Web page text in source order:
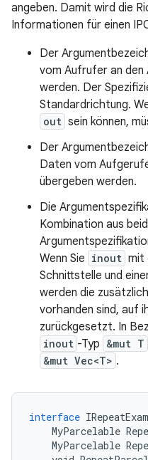
angeben. Damit wird die
Informationen für einen
Der
vom Aufrufer an den
werden. Der
Standardrichtung.
out sein können,
Der
Daten vom
übergeben werden.
Die
Kombination aus
Wenn Sie inout mit
Schnittstelle und
werden die
vorhanden sind, auf
zurückgesetzt. In
inout -Typ &mut T
&mut Vec<T> .
interface
MyParcelable
MyParcelable